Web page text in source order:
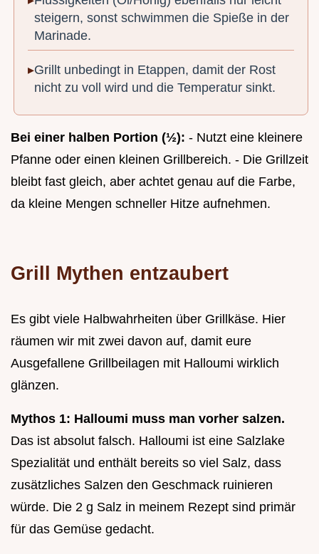
steigern, sonst schwimmen die Spieße in der
Marinade.
Grillt unbedingt in Etappen, damit der Rost
nicht zu voll wird und die Temperatur sinkt.
Bei einer halben Portion (½): - Nutzt eine kleinere
Pfanne oder einen kleinen Grillbereich. - Die Grillzeit
bleibt fast gleich, aber achtet genau auf die Farbe,
da kleine Mengen schneller Hitze aufnehmen.
Grill Mythen entzaubert
Es gibt viele Halbwahrheiten über Grillkäse. Hier
räumen wir mit zwei davon auf, damit eure
Ausgefallene Grillbeilagen mit Halloumi wirklich
glänzen.
Mythos 1: Halloumi muss man vorher salzen.
Das ist absolut falsch. Halloumi ist eine Salzlake
Spezialität und enthält bereits so viel Salz, dass
zusätzliches Salzen den Geschmack ruinieren
würde. Die 2 g Salz in meinem Rezept sind primär
für das Gemüse gedacht.